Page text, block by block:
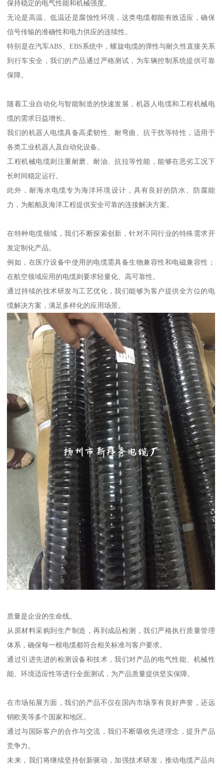
保持稳定的电气性能和机械强度。
无论是高温、低温还是腐蚀性环境，这类电缆都能有效适应，确保
信号传输的准确性和电力供应的连续性。
特别是在汽车ABS、EBS系统中，螺旋电缆的弹性与耐久性直接关系
到行车安全，我们的产品通过严格测试，为车辆控制系统提供可靠
保障。
随着工业自动化与智能制造的快速发展，机器人电缆和工程机械电
缆的需求日益增长。
我们的机器人电缆具备高柔韧性、耐弯曲、抗干扰等特性，适用于
各类工业机器人及自动化设备。
工程机械电缆则注重耐磨、耐油、抗拉等性能，能够在恶劣工况下
长时间稳定运行。
此外，耐海水电缆专为海洋环境设计，具有良好的防水、防腐能
力，为船舶及海洋工程提供安全可靠的连接解决方案。
在特种电缆领域，我们不断探索创新，针对不同行业的特殊需求开
发定制化产品。
例如，在医疗设备中使用的电缆需具备生物兼容性和电磁兼容性；
在航空领域应用的电缆则要求轻量化、高可靠性。
通过持续的技术研发与工艺优化，我们能够为客户提供全方位的电
缆解决方案，满足多样化的应用场景。
质量是企业的生命线。
从原材料采购到生产制造，再到成品检测，我们严格执行质量管理
体系，确保每一根电缆都符合相关标准与客户要求。
通过引进先进的检测设备和技术，我们对产品的电气性能、机械性
能、环境适应性等进行全面测试，为产品质量提供坚实保障。
在市场拓展方面，我们的产品不仅在国内市场享有良好声誉，还远
销欧美等多个国家和地区。
通过与国际客户的合作与交流，我们不断吸收先进理念，提升产品
竞争力。
未来，我们将继续坚持创新驱动，加强技术研发，推动电缆产品向